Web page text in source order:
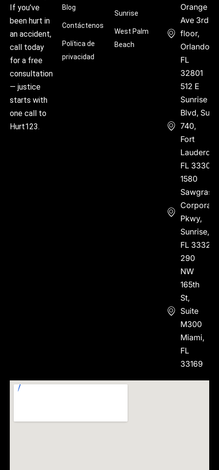
If you’ve
been hurt in
an accident,
call today
for a free
consultation
— justice
starts with
one call to
Hurt123.
Blog
Contáctenos
Política de
privacidad
Sunrise
West Palm
Beach
Orange
Ave 3rd
floor,
Orlando,
FL
32801
512 E
Sunrise
Blvd, Suite
740,
Fort
FL 33304
1580
Sawgrass
Corporate
Pkwy,
Sunrise,
FL 33323
290
NW
165th
St,
Suite
M300
Miami,
FL
33169